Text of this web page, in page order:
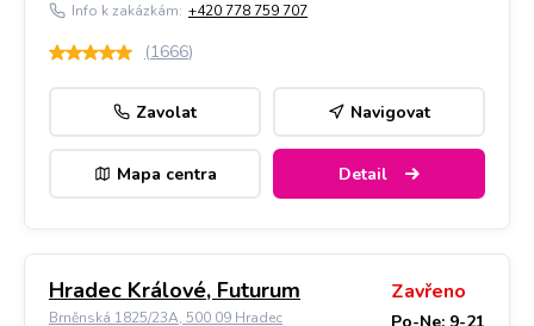
Info k zakázkám: +420 778 759 707
(1666)
Zavolat Navigovat
Mapa centra Detail
Hradec Králové, Futurum
Brněnská 1825/23A, 500 09 Hradec
Zavřeno